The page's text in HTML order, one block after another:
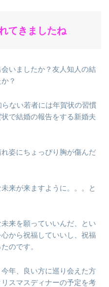
てきましたね
いましたか？友人知人の結
？
ない若者には年賀状の習慣
で結婚の報告をする新婚夫
姿にちょっぴり胸が傷んだ
来が来ますように。。。と
来を願っていいんだ、とい
から祝福していいし、祝福
のです。
年、良い方に巡り会えた方
スマスディナーの予定を考